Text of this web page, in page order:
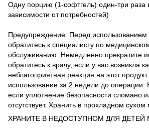
Одну порцию (1-софтгель) один-три раза
зависимости от потребностей)
Предупреждение: Перед использованием
обратитесь к специалисту по
обслуживанию. Немедленно прекратите
обратитесь к врачу, если у вас возникла
неблагоприятная реакция на этот
использование за 2 недели до операции.
если уплотнение безопасности сломано
отсутствует. Хранить в прохладном сухом
ХРАНИТЕ В НЕДОСТУПНОМ ДЛЯ ДЕТЕЙ